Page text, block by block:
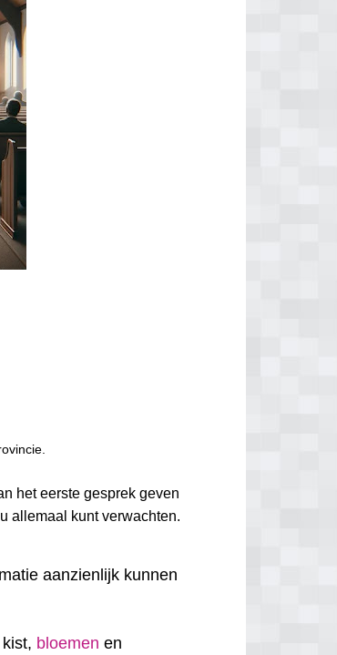
het eerste gesprek geven
allemaal kunt verwachten.
aanzienlijk kunnen
bloemen en